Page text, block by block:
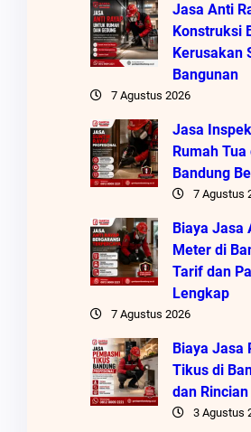
Jasa Anti
Konstruksi
Kerusakan
Bangunan
7 Agustus 2026
Jasa
Rumah
Bandung
7 Agustus
Biaya Jasa
Meter di
Tarif dan
Lengkap
7 Agustus 2026
Biaya Jasa
Tikus di
dan
3 Agustus